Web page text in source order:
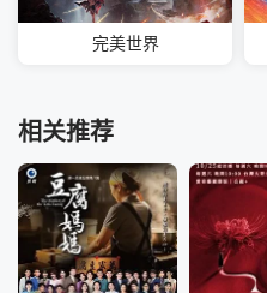
完美世界
相关推荐